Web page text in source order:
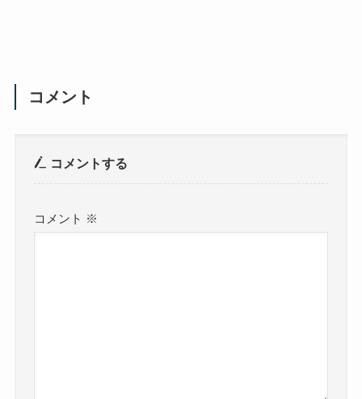
コメント
コメントする
コメント ※